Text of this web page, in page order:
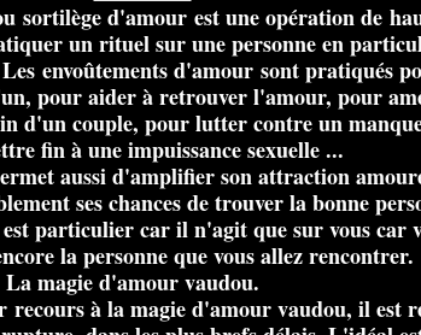
sortilège d'amour est une opération de
un rituel sur une personne en
envoûtements d'amour sont pratiqués
pour aider à retrouver l'amour, pour
d'un couple, pour lutter contre un
fin à une impuissance sexuelle ...
aussi d'amplifier son attraction
ses chances de trouver la bonne
particulier car il n'agit que sur vous car
la personne que vous allez rencontrer.
La magie d'amour vaudou.
recours à la magie d'amour vaudou, il est